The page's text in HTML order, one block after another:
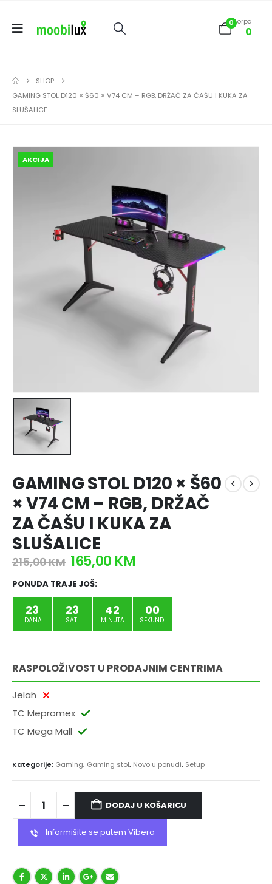
0Korpa
0
SHOP
GAMING STOL D120 × Š60 × V74 CM – RGB, DRŽAČ ZA ČAŠU I KUKA ZA
SLUŠALICE
AKCIJA
GAMING STOL D120 × Š60
× V74 CM – RGB, DRŽAČ
ZA ČAŠU I KUKA ZA
SLUŠALICE
215,00KM 165,00 KM
PONUDA TRAJE JOŠ:
23
DANA
23
SATI
41
MINUTA
59
SEKUNDI
RASPOLOŽIVOST U PRODAJNIM CENTRIMA
Jelah
TC Mepromex
TC Mega Mall
Kategorije: Gaming, Gaming stol, Novo u ponudi, Setup
DODAJ U KOŠARICU
Informišite se putem Vibera